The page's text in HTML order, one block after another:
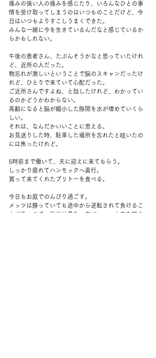
痛みの強い人の痛みを感じたり、いろんなひとの事
情を受け取ってしまうのはいつものことだけど、今
日はいつもよりすこしうまくできた。
みんな一緒に今を生きているんだなと感じているか
らかもしれない。
午後の患者さん、たぶんそうかなと思っていたけれ
ど、近所の人だった。
物忘れが激しいということで脳のスキャンだったけ
れど、ひとりで来ていて心配だった。
ご近所さんですよね、と話したけれど、わかってい
るのかどうかわからない。
高齢になると脳が縮小した隙間を水が埋めていくら
しい。
それは、なんだかいいことに思える。
お見送りした時、駐車した場所を忘れたと呟いたの
には焦ったけれど。
5時前まで働いて、夫に迎えに来てもらう。
しっかり疲れてハンモックへ直行。
買って来てくれたブリトーを食べる。
今日もお庭でのんびり過ごす。
メッツは勝っていても途中から逆転されて負けるこ
とが多いので、後半は見ない方がいい、と夫を説き